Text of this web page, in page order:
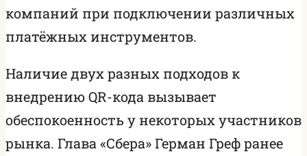
компаний при подключении различных
платёжных инструментов.
Наличие двух разных подходов к
внедрению QR-кода вызывает
обеспокоенность у некоторых участников
рынка. Глава «Сбера» Герман Греф ранее